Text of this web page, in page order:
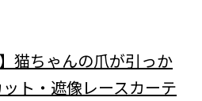
猫ちゃんの爪が引っか
ト・遮像レースカーテ